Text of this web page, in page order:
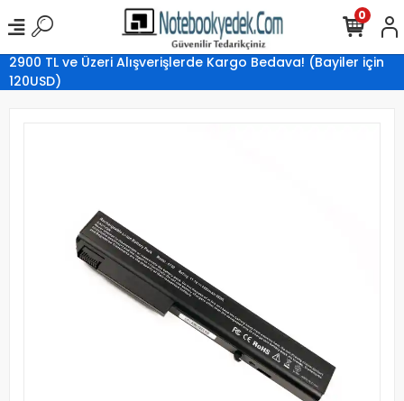
2900 TL ve Üzeri Alışverişlerde Kargo Bedava! (Bayiler için
120USD)
0